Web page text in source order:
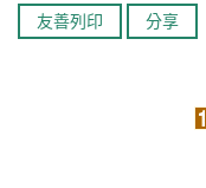
友善列印 分享